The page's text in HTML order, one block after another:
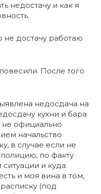
недостачу и как я
достачу работаю
После того
недосдача на
кухни и бара
официально
начальство
в случае если не
по факту
и куда
и моя вина в том,
(под